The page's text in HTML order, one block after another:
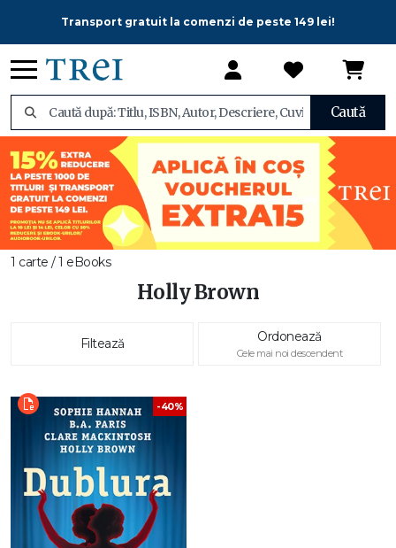
Transport gratuit la comenzi de peste 149 lei!
Caută
1 carte / 1 eBooks
Holly Brown
Filtează Ordonează
Cele mai noi descendent
-40%